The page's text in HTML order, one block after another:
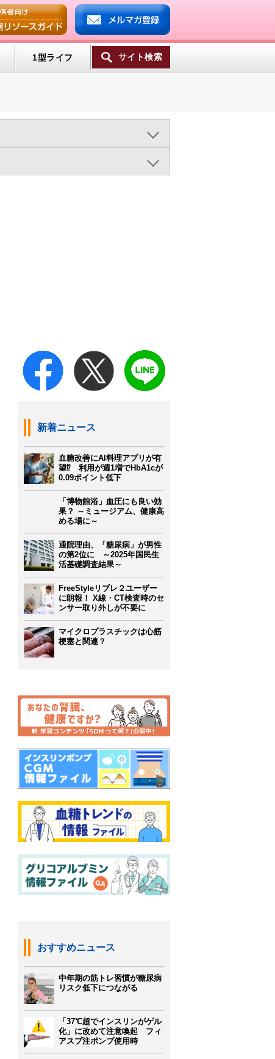
1型ライフ サイト検索
新着ニュース
血糖改善にAI料理アプリが有
望⁉ 利用が週1増でHbA1cが
0.09ポイント低下
「博物館浴」血圧にも良い効
果？ ～ミュージアム、健康高
める場に～
通院理由、「糖尿病」が男性
の第2位に ～2025年国民生
活基礎調査結果～
FreeStyleリブレ２ユーザー
に朗報！ X線・CT検査時のセ
ンサー取り外しが不要に
マイクロプラスチックは心筋
梗塞と関連？
おすすめニュース
中年期の筋トレ習慣が糖尿病
リスク低下につながる
「37℃超でインスリンがゲル
化」に改めて注意喚起 フィ
アスプ注ポンプ使用時